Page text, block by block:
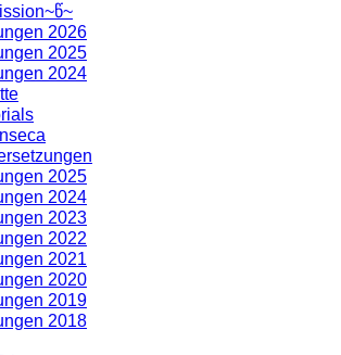
2026
2025
2024
2025
2024
2023
2022
2021
2020
2019
2018